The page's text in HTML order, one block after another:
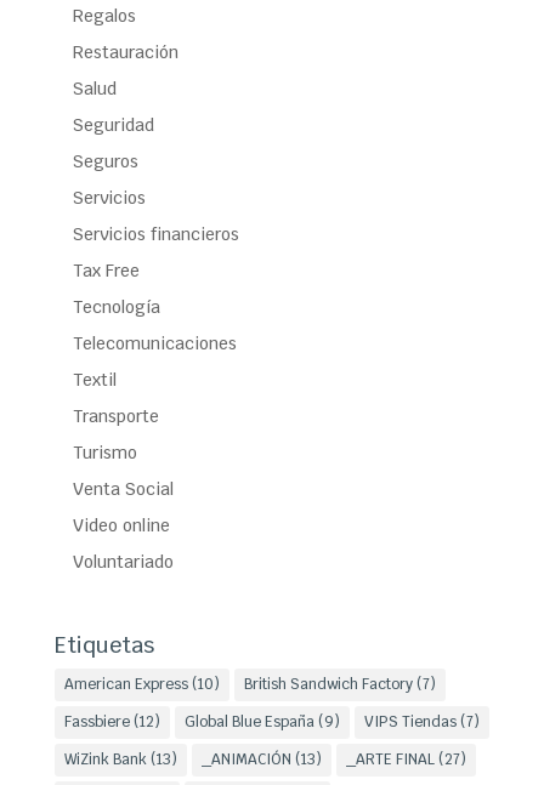
Regalos
Restauración
Salud
Seguridad
Seguros
Servicios
Servicios financieros
Tax Free
Tecnología
Telecomunicaciones
Textil
Transporte
Turismo
Venta Social
Video online
Voluntariado
Etiquetas
American Express(10) British Sandwich Factory(7)
Fassbiere(12) Global Blue España(9) VIPS Tiendas(7)
WiZink Bank(13) _ANIMACIÓN (13) _ARTE FINAL(27)